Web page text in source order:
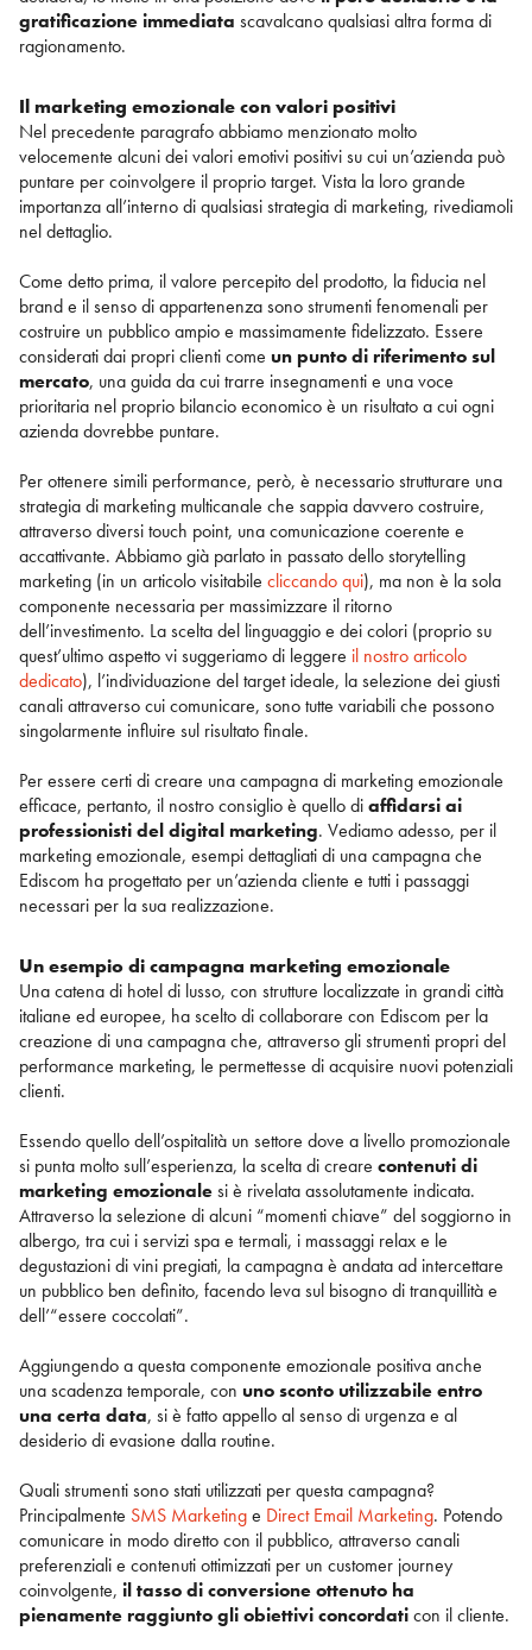
gratificazione immediata scavalcano qualsiasi altra forma di
ragionamento.
Il marketing emozionale con valori positivi
Nel precedente paragrafo abbiamo menzionato molto
velocemente alcuni dei valori emotivi positivi su cui un’azienda può
puntare per coinvolgere il proprio target. Vista la loro grande
importanza all’interno di qualsiasi strategia di marketing, rivediamoli
nel dettaglio.
Come detto prima, il valore percepito del prodotto, la fiducia nel
brand e il senso di appartenenza sono strumenti fenomenali per
costruire un pubblico ampio e massimamente fidelizzato. Essere
considerati dai propri clienti come un punto di riferimento sul
mercato, una guida da cui trarre insegnamenti e una voce
prioritaria nel proprio bilancio economico è un risultato a cui ogni
azienda dovrebbe puntare.
Per ottenere simili performance, però, è necessario strutturare una
strategia di marketing multicanale che sappia davvero costruire,
attraverso diversi touch point, una comunicazione coerente e
accattivante. Abbiamo già parlato in passato dello storytelling
marketing (in un articolo visitabile cliccando qui), ma non è la sola
componente necessaria per massimizzare il ritorno
dell’investimento. La scelta del linguaggio e dei colori (proprio su
quest’ultimo aspetto vi suggeriamo di leggere il nostro articolo
dedicato), l’individuazione del target ideale, la selezione dei giusti
canali attraverso cui comunicare, sono tutte variabili che possono
singolarmente influire sul risultato finale.
Per essere certi di creare una campagna di marketing emozionale
efficace, pertanto, il nostro consiglio è quello diaffidarsi ai
professionisti del digital marketing. Vediamo adesso, per il
marketing emozionale, esempi dettagliati di una campagna che
Ediscom ha progettato per un’azienda cliente e tutti i passaggi
necessari per la sua realizzazione.
Un esempio di campagna marketing emozionale
Una catena di hotel di lusso, con strutture localizzate in grandi città
italiane ed europee, ha scelto di collaborare con Ediscom per la
creazione di una campagna che, attraverso gli strumenti propri del
performance marketing, le permettesse di acquisire nuovi potenziali
clienti.
Essendo quello dell’ospitalità un settore dove a livello promozionale
si punta molto sull’esperienza, la scelta di creare contenuti di
marketing emozionalesi è rivelata assolutamente indicata.
Attraverso la selezione di alcuni “momenti chiave” del soggiorno in
albergo, tra cui i servizi spa e termali, i massaggi relax e le
degustazioni di vini pregiati, la campagna è andata ad intercettare
un pubblico ben definito, facendo leva sul bisogno di tranquillità e
dell’“essere coccolati”.
Aggiungendo a questa componente emozionale positiva anche
una scadenza temporale, con uno sconto utilizzabile entro
una certa data, si è fatto appello al senso di urgenza e al
desiderio di evasione dalla routine.
Quali strumenti sono stati utilizzati per questa campagna?
Principalmente SMS Marketinge Direct Email Marketing. Potendo
comunicare in modo diretto con il pubblico, attraverso canali
preferenziali e contenuti ottimizzati per un customer journey
coinvolgente, il tasso di conversione ottenuto ha
pienamente raggiunto gli obiettivi concordaticon il cliente.